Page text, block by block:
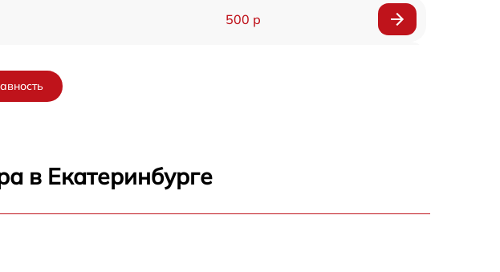
500 р
в Екатеринбурге